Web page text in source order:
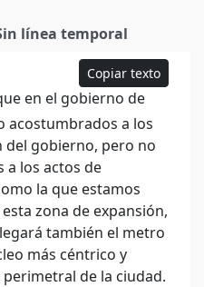
línea temporal
Copiar texto
en el gobierno de
acostumbrados a los
gobierno, pero no
a los actos de
la que estamos
zona de expansión,
también el metro
más céntrico y
de la ciudad.